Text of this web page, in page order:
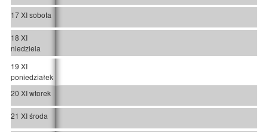
17 XI sobota
18 XI
niedziela
19 XI
poniedziałek
20 XI wtorek
21 XI środa